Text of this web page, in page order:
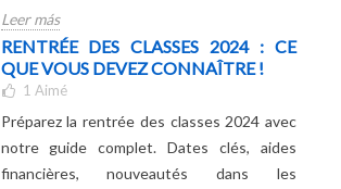
divertido. ¡Haga clic para descubrir cuál hará
brillar la vuelta al cole de su hijo!
Leer más
RENTRÉE DES CLASSES 2024 : CE
QUE VOUS DEVEZ CONNAÎTRE !
1Aimé
Préparez la rentrée des classes 2024 avec